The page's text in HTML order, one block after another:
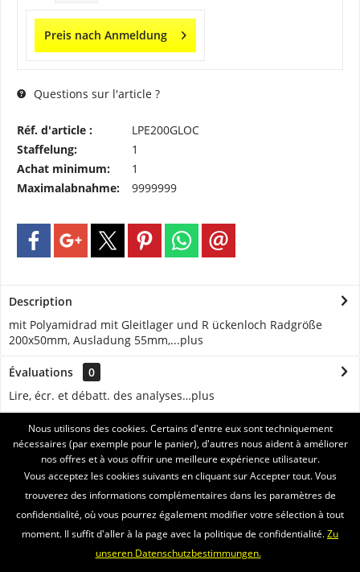
Preis nach Anmeldung
Questions sur l'article ?
Réf. d'article :
LPE200GLOC
Staffelung:
1
Achat minimum:
1
Maximalabnahme:
9999999
Description
mit Polyamidrad mit Gleitlager und R ückenloch Radgröße
200x50mm, Ausladung 55mm,...plus
Évaluations
0
Lire, écr. et débatt. des analyses…plus
ASSISTANCE
SERVICE
INFORMATIONS
Nous utilisons des cookies. Certains d'entre eux sont techniquement
nécessaires (par exemple pour le panier), d'autres nous aident à améliorer
nos offres et à vous offrir une meilleure expérience utilisateur.
Vous acceptez les cookies suivants en cliquant sur Accepter tout. Vous
trouverez des informations complémentaires dans les paramètres de
confidentialité, où vous pourrez également modifier votre sélection à tout
moment. Il suffit d'aller à la page avec la politique de confidentialité.Zu
unseren Datenschutzbestimmungen.